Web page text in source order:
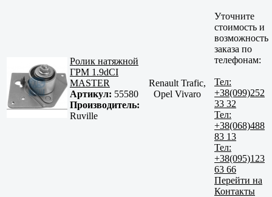
Ролик натяжной
ГРМ 1.9dCI
MASTER
Артикул: 55580
Производитель:
Ruville
Renault Trafic,
Opel Vivaro
Уточните
стоимость и
возможность
заказа по
телефонам:
Тел:
+38(099)252
33 32
Тел:
+38(068)488
83 13
Тел:
+38(095)123
63 66
Перейти на
Контакты